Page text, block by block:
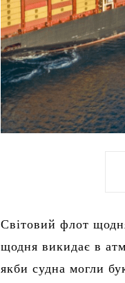
Світовий флот
щодня викидає в
якби судна могли